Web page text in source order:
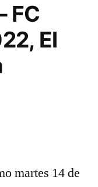
FC
El
martes 14 de